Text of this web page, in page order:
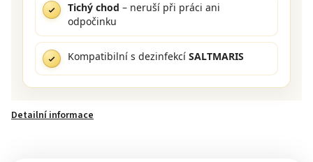
Tichý chod – neruší při práci ani
odpočinku
Kompatibilní s dezinfekcí SALTMARIS
Detailní informace